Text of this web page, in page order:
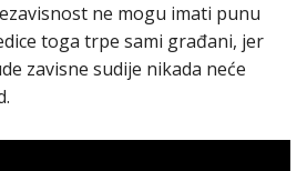
ne mogu imati punu
toga trpe sami građani, jer
zavisne sudije nikada neće